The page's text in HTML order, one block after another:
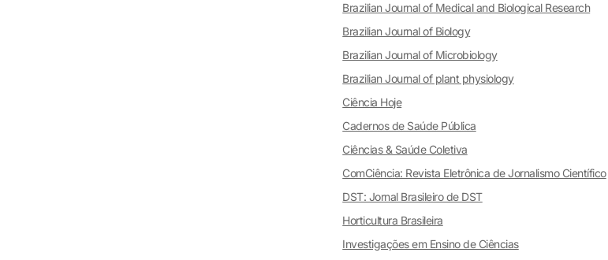
Brazilian Journal of Medical and Biological Research
Brazilian Journal of Biology
Brazilian Journal of Microbiology
Brazilian Journal of plant physiology
Ciência Hoje
Cadernos de Saúde Pública
Ciências & Saúde Coletiva
ComCiência: Revista Eletrônica de Jornalismo Científico
DST: Jornal Brasileiro de DST
Horticultura Brasileira
Investigações em Ensino de Ciências